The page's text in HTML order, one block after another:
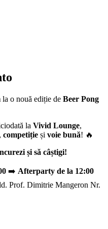
la o nouă ediție de Beer Pong
la Vivid Lounge,
, competiție și voie bună! 🔥
și să câștigi!
➡️ Afterparty de la 12:00
Prof. Dimitrie Mangeron Nr.